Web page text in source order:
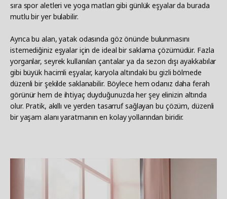
sıra spor aletleri ve yoga matları gibi günlük eşyalar da burada
mutlu bir yer bulabilir.
Ayrıca bu alan, yatak odasında göz önünde bulunmasını
istemediğiniz eşyalar için de ideal bir saklama çözümüdür. Fazla
yorganlar, seyrek kullanılan çantalar ya da sezon dışı ayakkabılar
gibi büyük hacimli eşyalar, karyola altındaki bu gizli bölmede
düzenli bir şekilde saklanabilir. Böylece hem odanız daha ferah
görünür hem de ihtiyaç duyduğunuzda her şey elinizin altında
olur. Pratik, akıllı ve yerden tasarruf sağlayan bu çözüm, düzenli
bir yaşam alanı yaratmanın en kolay yollarından biridir.